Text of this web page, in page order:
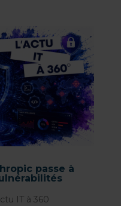
passe à
IT à 360